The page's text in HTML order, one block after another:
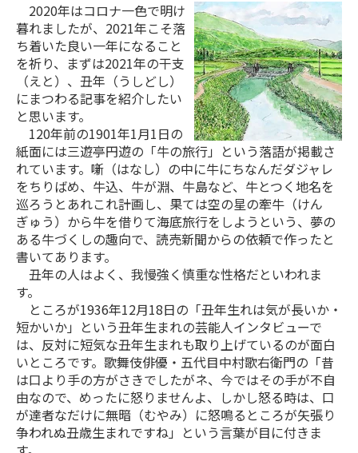
2020年はコロナ一色で明け
暮れましたが、2021年こそ落
ち着いた良い一年になること
を祈り、まずは2021年の干支
（えと）、丑年（うしどし）
にまつわる記事を紹介したい
と思います。
120年前の1901年1月1日の
紙面には三遊亭円遊の「牛の旅行」という落語が掲載さ
れています。噺（はなし）の中に牛にちなんだダジャレ
をちりばめ、牛込、牛が淵、牛島など、牛とつく地名を
巡ろうとあれこれ計画し、果ては空の星の牽牛（けん
ぎゅう）から牛を借りて海底旅行をしようという、夢の
ある牛づくしの趣向で、読売新聞からの依頼で作ったと
書いてあります。
丑年の人はよく、我慢強く慎重な性格だといわれま
す。
ところが1936年12月18日の「丑年生れは気が長いか・
短かいか」という丑年生まれの芸能人インタビューで
は、反対に短気な丑年生まれも取り上げているのが面白
いところです。歌舞伎俳優・五代目中村歌右衛門の「昔
は口より手の方がさきでしたがネ、今ではその手が不自
由なので、めったに怒りませんよ、しかし怒る時は、口
が達者なだけに無暗（むやみ）に怒鳴るところが矢張り
争われぬ丑歳生まれですね」という言葉が目に付きま